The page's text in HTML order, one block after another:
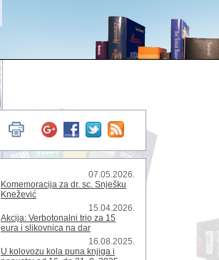
07.05.2026.
Komemoracija za dr. sc. Snješku
Knežević
15.04.2026.
Akcija: Verbotonalni trio za 15
eura i slikovnica na dar
16.08.2025.
U kolovozu kola puna knjiga i